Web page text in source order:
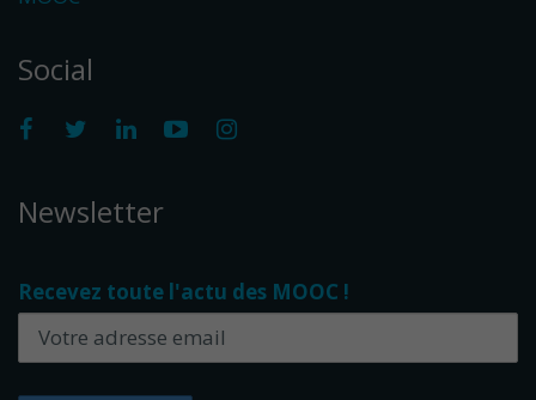
Social
Newsletter
Recevez toute l'actu des MOOC !